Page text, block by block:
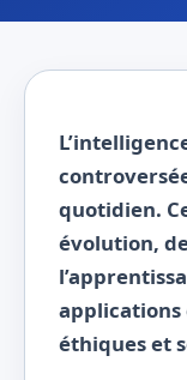
quotidien.
évolution,
applications
éthiques et